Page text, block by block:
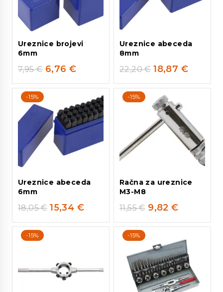
Ureznice brojevi
6mm
7,95€ 6,76 €
Ureznice abeceda
8mm
22,20€ 18,87 €
-15%
Ureznice abeceda
6mm
18,05€ 15,34 €
-15%
Račna za ureznice
M3-M8
11,55€ 9,82€
-15% -15%